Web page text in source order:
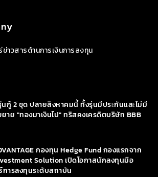
าวสารด้านการเงินการลงทุน
กู้ 2 ชุด ปลายสิงหาคมนี้ ทั้งรุ่นมีประกันและไม่มี
าย "ทองมาเงินไป" ทริสคงเครดิตบริษัท BBB
กองทุน Hedge Fund กองแรกจาก
Solution เปิดโอกาสนักลงทุนมือ
การลงทุนระดับสถาบัน